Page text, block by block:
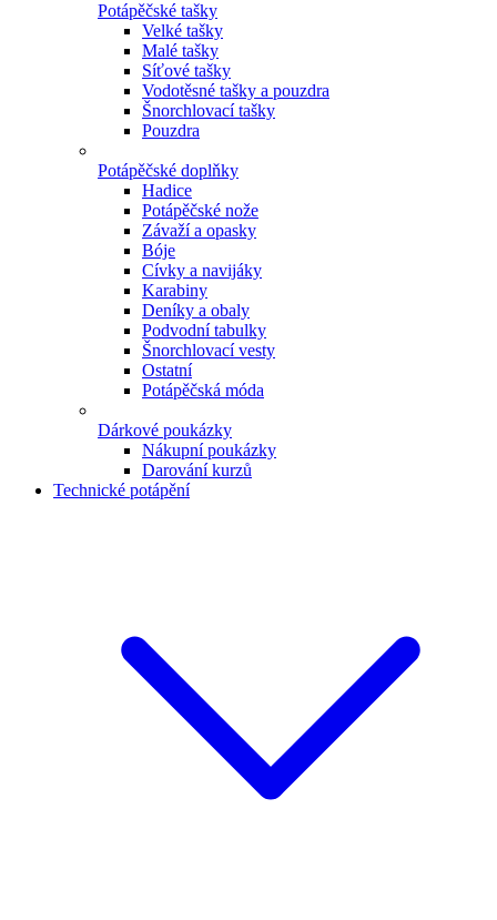
Potápěčské tašky
Velké tašky
Malé tašky
Síťové tašky
Vodotěsné tašky a pouzdra
Šnorchlovací tašky
Pouzdra
Potápěčské doplňky
Hadice
Potápěčské nože
Závaží a opasky
Bóje
Cívky a navijáky
Karabiny
Deníky a obaly
Podvodní tabulky
Šnorchlovací vesty
Ostatní
Potápěčská móda
Dárkové poukázky
Nákupní poukázky
Darování kurzů
Technické potápění